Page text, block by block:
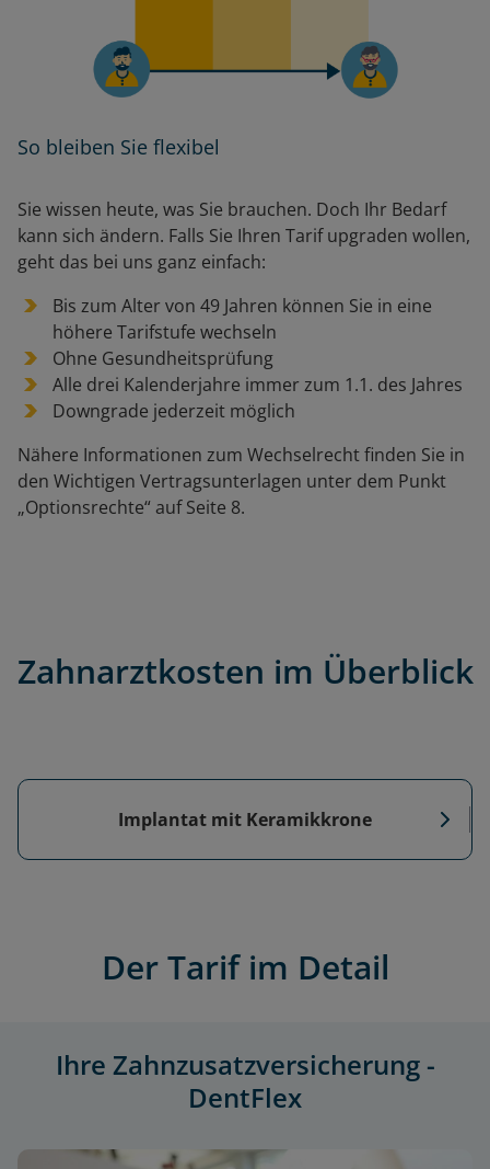
So bleiben Sie flexibel
Sie wissen heute, was Sie brauchen. Doch Ihr Bedarf
kann sich ändern. Falls Sie Ihren Tarif upgraden wollen,
geht das bei uns ganz einfach:
Bis zum Alter von 49 Jahren können Sie in eine
höhere Tarifstufe wechseln
Ohne Gesundheitsprüfung
Alle drei Kalenderjahre immer zum 1.1. des Jahres
Downgrade jederzeit möglich
Nähere Informationen zum Wechselrecht finden Sie in
den Wichtigen Vertragsunterlagen unter dem Punkt
„Optionsrechte“ auf Seite 8.
Zahnarztkosten im Überblick
Implantat mit Keramikkrone
Der Tarif im Detail
Ihre Zahnzusatzversicherung -
DentFlex